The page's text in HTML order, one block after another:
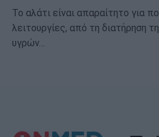
Το αλάτι είναι απαραίτητο για
λειτουργίες, από τη διατήρηση
υγρών…